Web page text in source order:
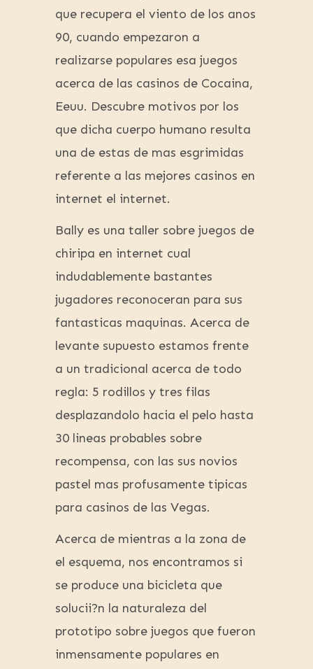
que recupera el viento de los anos
90, cuando empezaron a
realizarse populares esa juegos
acerca de las casinos de Cocaina,
Eeuu. Descubre motivos por los
que dicha cuerpo humano resulta
una de estas de mas esgrimidas
referente a las mejores casinos en
internet el internet.
Bally es una taller sobre juegos de
chiripa en internet cual
indudablemente bastantes
jugadores reconoceran para sus
fantasticas maquinas. Acerca de
levante supuesto estamos frente
a un tradicional acerca de todo
regla: 5 rodillos y tres filas
desplazandolo hacia el pelo hasta
30 lineas probables sobre
recompensa, con las sus novios
pastel mas profusamente tipicas
para casinos de las Vegas.
Acerca de mientras a la zona de
el esquema, nos encontramos si
se produce una bicicleta que
solucii?n la naturaleza del
prototipo sobre juegos que fueron
inmensamente populares en